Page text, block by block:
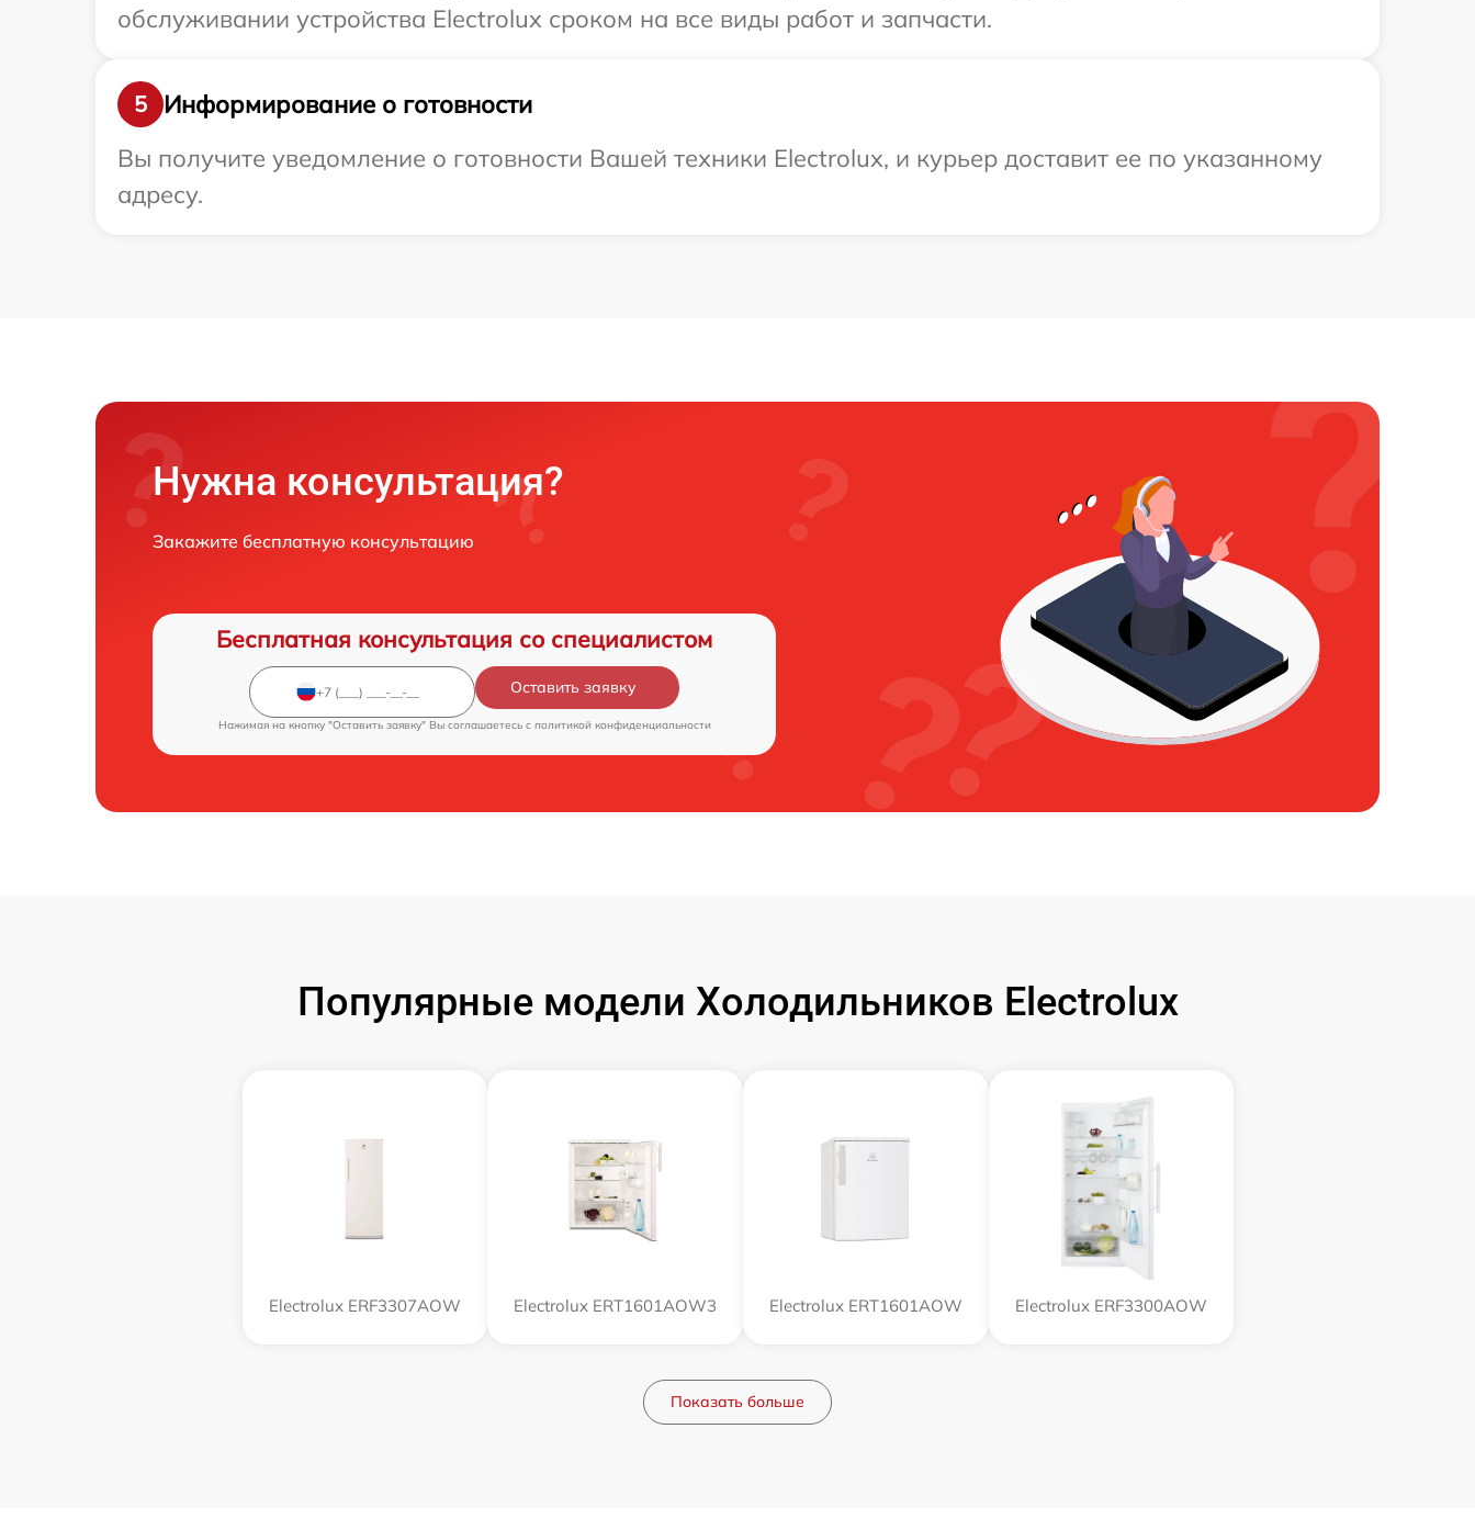
обслуживании устройства Electrolux сроком на все виды работ и запчасти.
5
Информирование о готовности
Вы получите уведомление о готовности Вашей техники Electrolux, и курьер доставит ее по указанному
адресу.
Нужна консультация?
Закажите бесплатную консультацию
Бесплатная консультация со специалистом
Оставить заявку
Нажимая на кнопку "Оставить заявку" Вы соглашаетесь c политикой конфиденциальности
Популярные модели Холодильников Electrolux
Electrolux ERF3307AOW Electrolux ERT1601AOW3 Electrolux ERT1601AOW Electrolux ERF3300AOW
Показать больше